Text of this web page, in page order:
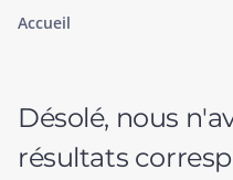
Accueil
Désolé, nous
résultats